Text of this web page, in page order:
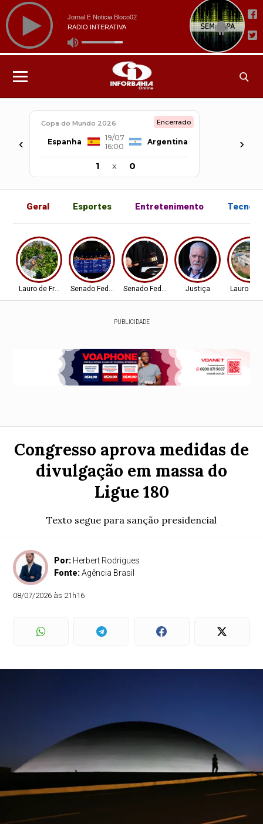
‹
Copa do Mundo 2026 Encerrado
Espanha
19/07
16:00
Argentina
1 x 0
›
Geral Esportes Entretenimento
Lauro de FreitasSenado Federal Senado Federal Justiça Lauro de
PUBLICIDADE
Congresso aprova medidas de
divulgação em massa do
Ligue 180
Texto segue para sanção presidencial
Por: Herbert Rodrigues
Fonte:Agência Brasil
08/07/2026 às 21h16